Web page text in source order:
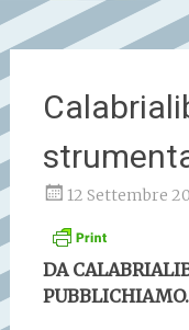
12 Settembre
DA
PUBBLICHIAMO.